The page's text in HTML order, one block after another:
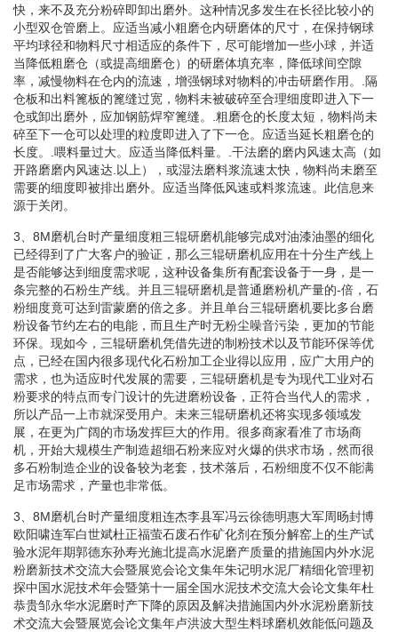
快，来不及充分粉碎即卸出磨外。这种情况多发生在长径比较小的
小型双仓管磨上。应适当减小粗磨仓内研磨体的尺寸，在保持钢球
平均球径和物料尺寸相适应的条件下，尽可能增加一些小球，并适
当降低粗磨仓（或提高细磨仓）的研磨体填充率，降低球间空隙
率，减慢物料在仓内的流速，增强钢球对物料的冲击研磨作用。.隔
仓板和出料篦板的篦缝过宽，物料未被破碎至合理细度即进入下一
仓或卸出磨外，应加钢筋焊窄篦缝。.粗磨仓的长度太短，物料尚未
碎至下一仓可以处理的粒度即进入了下一仓。应适当延长粗磨仓的
长度。.喂料量过大。应适当降低料量。.干法磨的磨内风速太高（如
开路磨磨内风速达.以上），或湿法磨料浆流速太快，物料尚未磨至
需要的细度即被排出磨外。应适当降低风速或料浆流速。此信息来
源于关闭。
3、8M磨机台时产量细度粗三辊研磨机能够完成对油漆油墨的细化
已经得到了广大客户的验证，那么三辊研磨机应用在十分生产线上
是否能够达到细度需求呢，这种设备集所有配套设备于一身，是一
条完整的石粉生产线。并且三辊研磨机是普通磨粉机产量的-倍，石
粉细度竟可达到雷蒙磨的倍之多。并且单台三辊研磨机要比多台磨
粉设备节约左右的电能，而且生产时无粉尘噪音污染，更加的节能
环保。现如今，三辊研磨机凭借先进的制粉技术以及节能环保等优
点，已经在国内很多现代化石粉加工企业得以应用，应广大用户的
需求，也为适应时代发展的需要，三辊研磨机是专为现代工业对石
粉要求的特点而专门设计的先进磨粉设备，正符合当代人的需求，
所以产品一上市就深受用户。未来三辊研磨机还将实现多领域发
展，在更为广阔的市场发挥巨大的作用。很多商家看准了市场商
机，开始大规模生产制造超细石粉来应对火爆的供求市场，然而很
多石粉制造企业的设备较为老套，技术落后，石粉细度不仅不能满
足市场需求，产量也非常低。
3、8M磨机台时产量细度粗连杰李县军冯云徐德明惠大军周旸封博
欧阳啸连军白世斌杜正福萤石废石作矿化剂在预分解窑上的生产试
验水泥年期郭德东孙寿光施北提高水泥磨产质量的措施国内外水泥
粉磨新技术交流大会暨展览会论文集年朱记明水泥厂精细化管理初
探中国水泥技术年会暨第十一届全国水泥技术交流大会论文集年杜
恭贵邹永华水泥磨时产下降的原因及解决措施国内外水泥粉磨新技
术交流大会暨展览会论文集年卢洪波大型生料球磨机效能低问题及